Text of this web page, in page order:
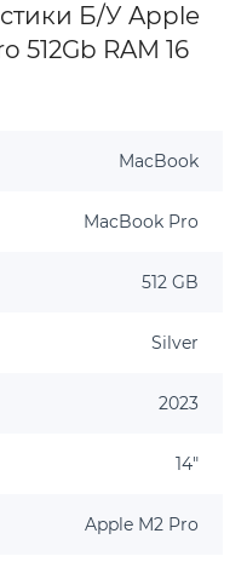
Б/У Apple
512Gb RAM 16
MacBook
MacBook Pro
512 GB
Silver
2023
14"
Apple M2 Pro